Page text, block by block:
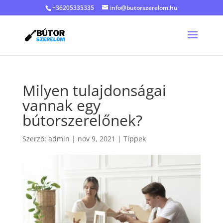
+36205335335 info@butorszerelom.hu
Milyen tulajdonságai
vannak egy
bútorszerelőnek?
Szerző: admin | nov 9, 2021 | Tippek